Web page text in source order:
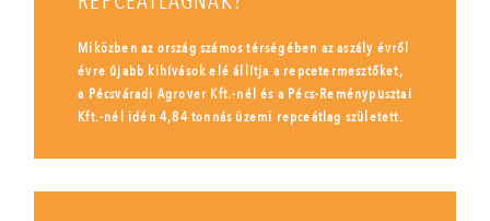
Miközben az ország számos térségében az aszály évről
évre újabb kihívások elé állítja a repcetermesztőket,
a Pécsváradi Agrover Kft.-nél és a Pécs-Reménypusztai
Kft.-nél idén 4,84 tonnás üzemi repceátlag született.